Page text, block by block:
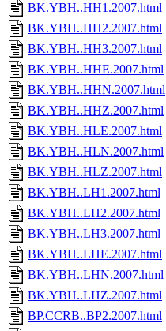
BK.YBH..HH1.2007.html
BK.YBH..HH2.2007.html
BK.YBH..HH3.2007.html
BK.YBH..HHE.2007.html
BK.YBH..HHN.2007.html
BK.YBH..HHZ.2007.html
BK.YBH..HLE.2007.html
BK.YBH..HLN.2007.html
BK.YBH..HLZ.2007.html
BK.YBH..LH1.2007.html
BK.YBH..LH2.2007.html
BK.YBH..LH3.2007.html
BK.YBH..LHE.2007.html
BK.YBH..LHN.2007.html
BK.YBH..LHZ.2007.html
BP.CCRB..BP2.2007.html